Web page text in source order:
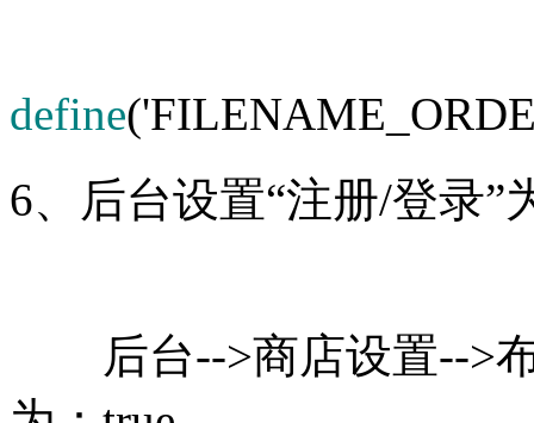
define('
6、后台设置“注册/登录”
后台-->商店设置-->布